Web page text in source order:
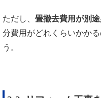
ただし、 畳撤去費用が別
分費用がどれくらいかか
う。